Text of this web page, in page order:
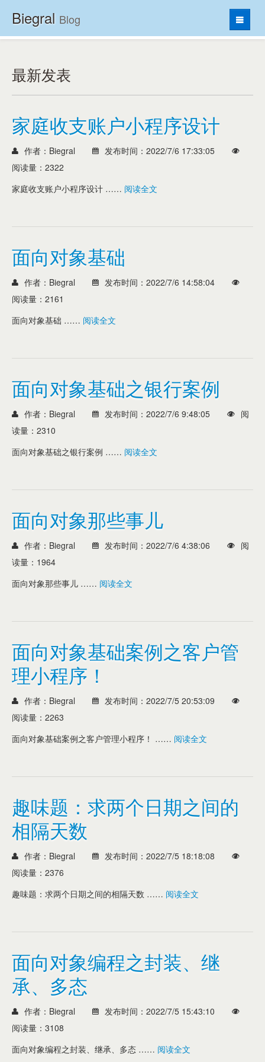
Biegral Blog
首页
Java
Python
Web
Other
最新发表
家庭收支账户小程序设计
作者：Biegral
发布时间：2022/7/6 17:33:05
阅读量：2322
家庭收支账户小程序设计 …… 阅读全文
面向对象基础
作者：Biegral
发布时间：2022/7/6 14:58:04
阅读量：2161
面向对象基础 …… 阅读全文
面向对象基础之银行案例
作者：Biegral 发布时间：2022/7/6 9:48:05
阅
读量：2310
面向对象基础之银行案例 …… 阅读全文
面向对象那些事儿
作者：Biegral 发布时间：2022/7/6 4:38:06
阅
读量：1964
面向对象那些事儿 …… 阅读全文
面向对象基础案例之客户管
理小程序！
作者：Biegral
发布时间：2022/7/5 20:53:09
阅读量：2263
面向对象基础案例之客户管理小程序！ …… 阅读全文
趣味题：求两个日期之间的
相隔天数
作者：Biegral
发布时间：2022/7/5 18:18:08
阅读量：2376
趣味题：求两个日期之间的相隔天数 …… 阅读全文
面向对象编程之封装、继
承、多态
作者：Biegral
发布时间：2022/7/5 15:43:10
阅读量：3108
面向对象编程之封装、继承、多态 …… 阅读全文